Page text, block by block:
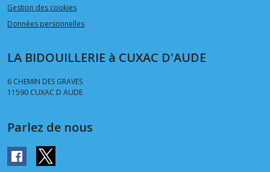
Gestion des cookies
Données personnelles
LA BIDOUILLERIE à CUXAC D'AUDE
6 CHEMIN DES GRAVES
11590 CUXAC D AUDE
Parlez de nous